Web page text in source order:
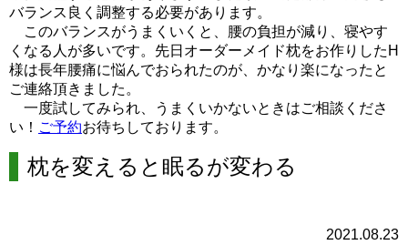
バランス良く調整する必要があります。
このバランスがうまくいくと、腰の負担が減り、寝やす
くなる人が多いです。先日オーダーメイド枕をお作りしたH
様は長年腰痛に悩んでおられたのが、かなり楽になったと
ご連絡頂きました。
一度試してみられ、うまくいかないときはご相談くださ
い！ ご予約お待ちしております。
枕を変えると眠るが変わる
2021.08.23